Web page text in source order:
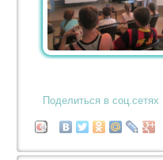
Поделиться в соц.сетях